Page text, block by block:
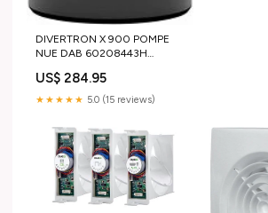
DIVERTRON X 900 POMPE
NUE DAB 60208443H
US$ 284.95
★★★★★ 5.0 (15 reviews)